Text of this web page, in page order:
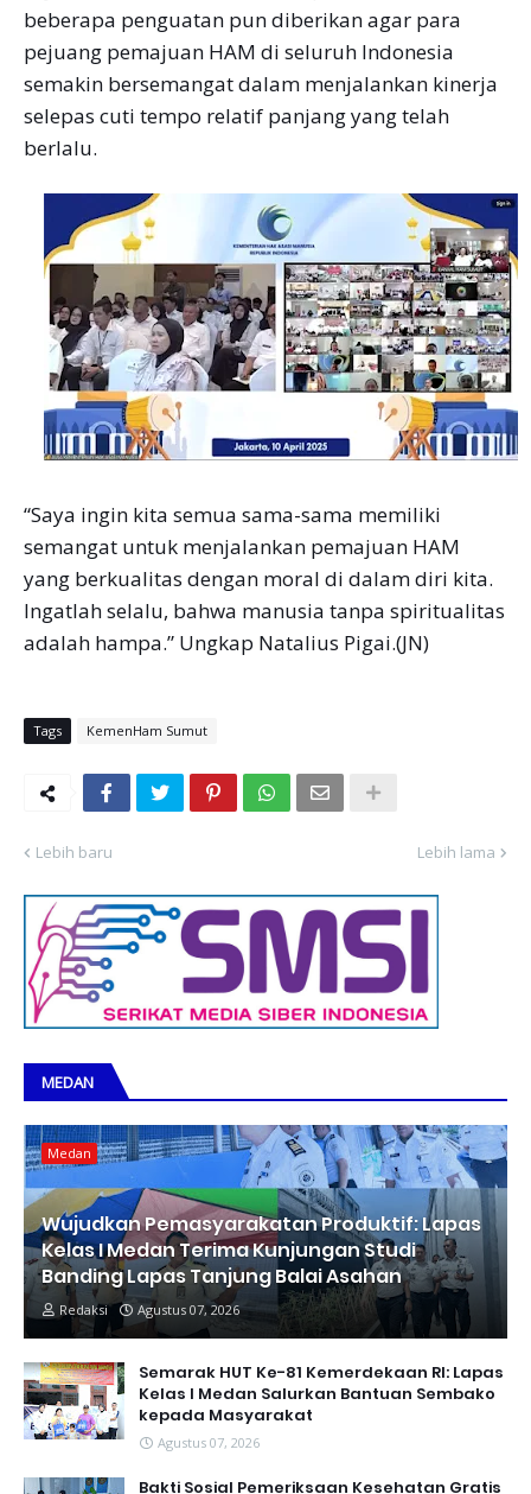
beberapa penguatan pun diberikan agar para
pejuang pemajuan HAM di seluruh Indonesia
semakin bersemangat dalam menjalankan kinerja
selepas cuti tempo relatif panjang yang telah
berlalu.
“Saya ingin kita semua sama-sama memiliki
semangat untuk menjalankan pemajuan HAM
yang berkualitas dengan moral di dalam diri kita.
Ingatlah selalu, bahwa manusia tanpa spiritualitas
adalah hampa.” Ungkap Natalius Pigai.(JN)
Tags KemenHam Sumut
Lebih baru Lebih lama
MEDAN
Medan
Wujudkan Pemasyarakatan Produktif: Lapas
Kelas I Medan Terima Kunjungan Studi
Banding Lapas Tanjung Balai Asahan
Redaksi Agustus 07, 2026
Semarak HUT Ke-81 Kemerdekaan RI: Lapas
Kelas I Medan Salurkan Bantuan Sembako
kepada Masyarakat
Agustus 07, 2026
Bakti Sosial Pemeriksaan Kesehatan Gratis